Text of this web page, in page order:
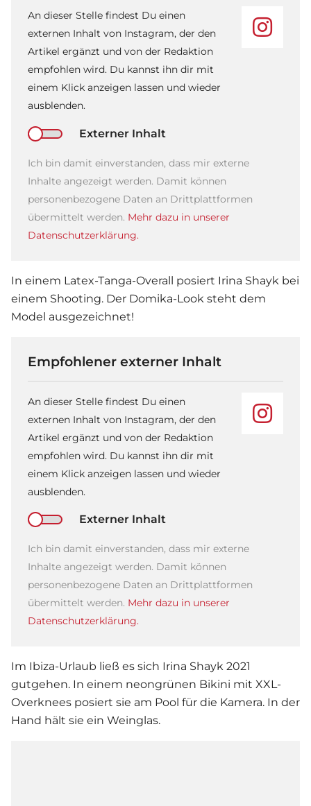
An dieser Stelle findest Du einen
externen Inhalt von Instagram, der den
Artikel ergänzt und von der Redaktion
empfohlen wird. Du kannst ihn dir mit
einem Klick anzeigen lassen und wieder
ausblenden.
Externer Inhalt
Ich bin damit einverstanden, dass mir externe
Inhalte angezeigt werden. Damit können
personenbezogene Daten an Drittplattformen
übermittelt werden. Mehr dazu in unserer
Datenschutzerklärung.
In einem Latex-Tanga-Overall posiert Irina Shayk bei
einem Shooting. Der Domika-Look steht dem
Model ausgezeichnet!
Empfohlener externer Inhalt
An dieser Stelle findest Du einen
externen Inhalt von Instagram, der den
Artikel ergänzt und von der Redaktion
empfohlen wird. Du kannst ihn dir mit
einem Klick anzeigen lassen und wieder
ausblenden.
Externer Inhalt
Ich bin damit einverstanden, dass mir externe
Inhalte angezeigt werden. Damit können
personenbezogene Daten an Drittplattformen
übermittelt werden. Mehr dazu in unserer
Datenschutzerklärung.
Im Ibiza-Urlaub ließ es sich Irina Shayk 2021
gutgehen. In einem neongrünen Bikini mit XXL-
Overknees posiert sie am Pool für die Kamera. In der
Hand hält sie ein Weinglas.